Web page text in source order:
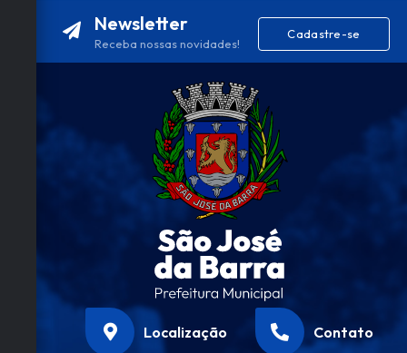
Newsletter
Receba nossas novidades!
Cadastre-se
Localização Contato